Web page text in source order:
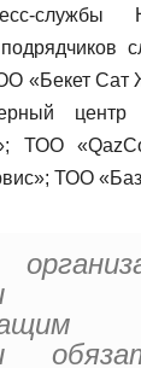
службы
«Бекет
ТОО
ТОО